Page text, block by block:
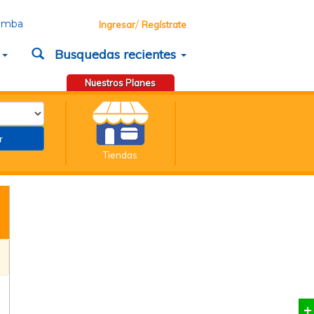
Ingresar/ Regístrate
Busquedas recientes
Nuestros Planes
Tiendas